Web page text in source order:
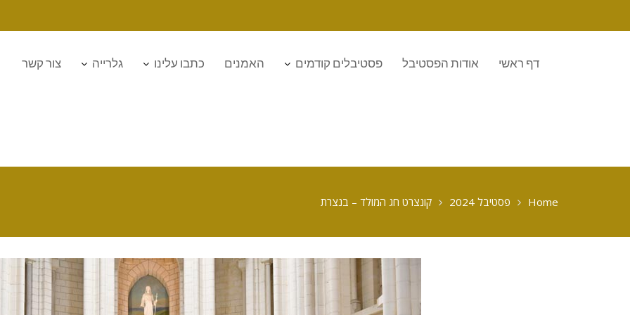
דף ראשי אודות הפסטיבל פסטיבלים קודמים האמנים כתבו עלינו גלרייה צור קשר
Home פסטיבל 2024 קונצרט חג המולד – בנצרת